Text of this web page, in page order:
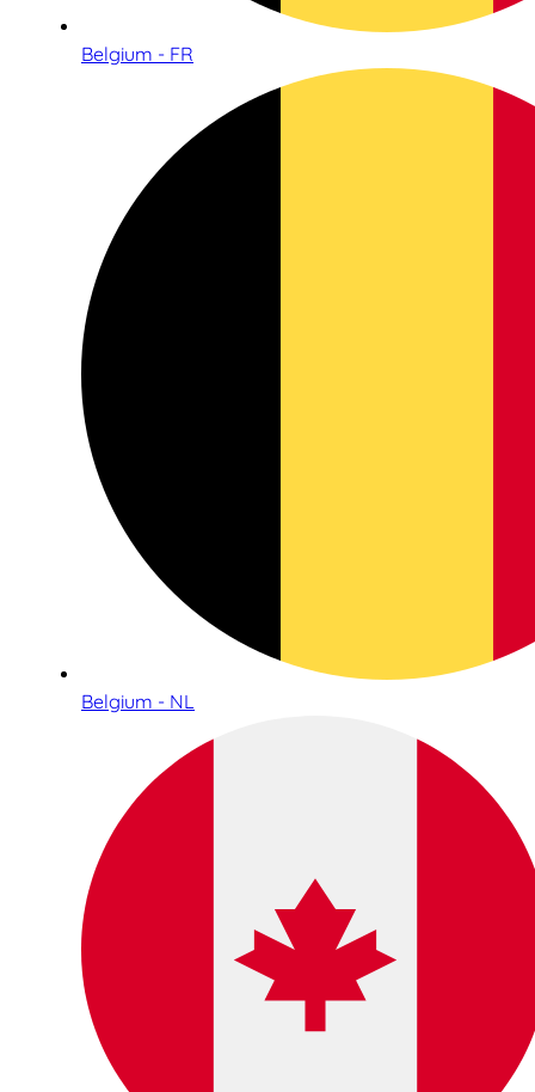
Belgium - FR
Belgium - NL